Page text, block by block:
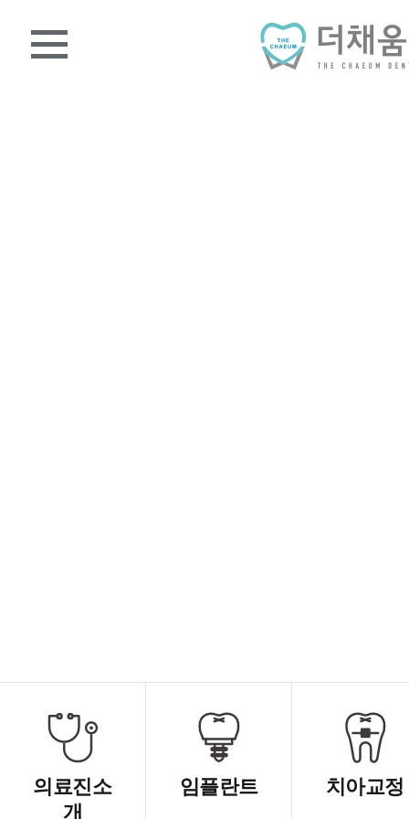
의료진소
개
임플란트 치아교정